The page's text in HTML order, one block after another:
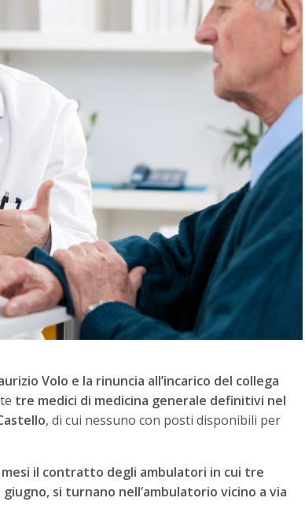
Volo e la rinuncia all’incarico del collega
tre medici di medicina generale definitivi nel
, di cui nessuno con posti disponibili per
il contratto degli ambulatori in cui tre
si turnano nell’ambulatorio vicino a via